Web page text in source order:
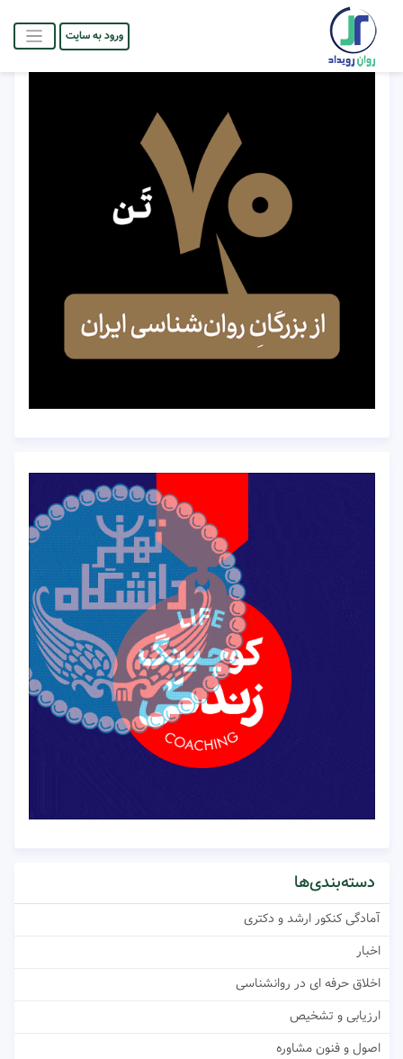
ورود به سایت
دسته‌بندی‌ها
آمادگی کنکور ارشد و دکتری
اخبار
اخلاق حرفه ای در روانشناسی
ارزیابی و تشخیص
اصول و فنون مشاوره